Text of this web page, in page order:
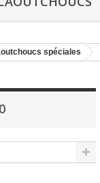
spéciales